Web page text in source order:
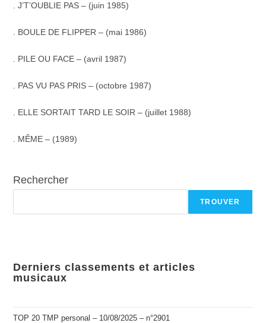
. J’T’OUBLIE PAS – (juin 1985)
. BOULE DE FLIPPER – (mai 1986)
. PILE OU FACE – (avril 1987)
. PAS VU PAS PRIS – (octobre 1987)
. ELLE SORTAIT TARD LE SOIR – (juillet 1988)
. MÊME – (1989)
Rechercher
TROUVER
Derniers classements et articles
musicaux
TOP 20 TMP personal – 10/08/2025 – n°2901